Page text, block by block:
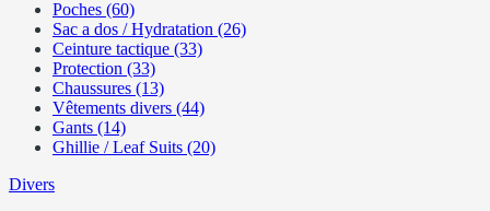
Poches (60)
Sac a dos / Hydratation (26)
Ceinture tactique (33)
Protection (33)
Chaussures (13)
Vêtements divers (44)
Gants (14)
Ghillie / Leaf Suits (20)
Divers